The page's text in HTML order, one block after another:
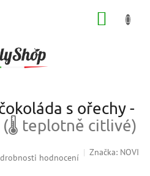
s ořechy -
(🌡 teplotně citlivé)
hodnocení
Značka: NOVI